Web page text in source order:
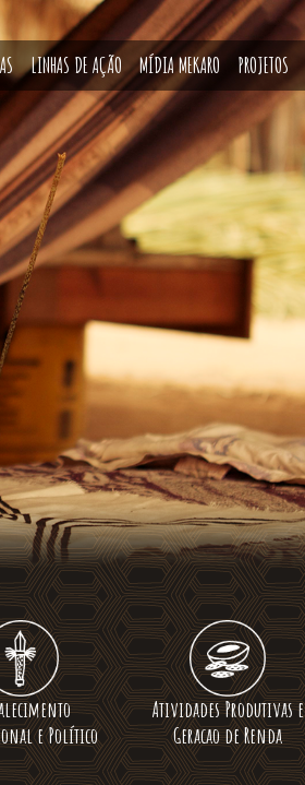
LINHAS DE AÇÃO MÍDIA MEKARO PROJETOS
e Político
Atividades Produtivas e
Geracao de Renda